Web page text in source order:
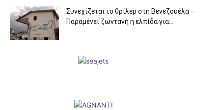
Συνεχίζεται το θρίλερ στη Βενεζουέλα –
Παραμένει ζωντανή η ελπίδα για...